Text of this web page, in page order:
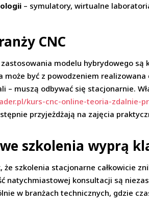
– symulatory, wirtualne
CNC
modelu hybrydowego
może być z powodzeniem
– muszą odbywać się stacjonarnie.
kurs-cnc-online-teoria-zdalnie-
przyjeżdżają na zajęcia
szkolenia wyprą
że szkolenia stacjonarne całkowicie
natychmiastowej konsultacji są
w branżach technicznych, gdzie